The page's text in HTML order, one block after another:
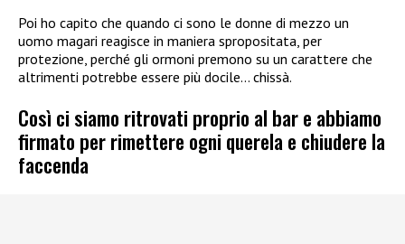
Poi ho capito che quando ci sono le donne di mezzo un
uomo magari reagisce in maniera spropositata, per
protezione, perché gli ormoni premono su un carattere che
altrimenti potrebbe essere più docile… chissà.
Così ci siamo ritrovati proprio al bar e abbiamo
firmato per rimettere ogni querela e chiudere la
faccenda